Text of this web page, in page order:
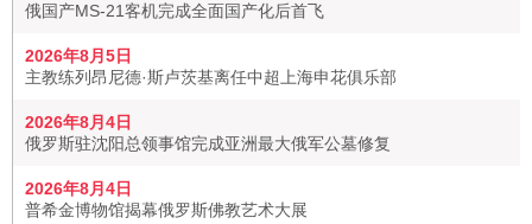
俄国产MS-21客机完成全面国产化后首飞
2026年8月5日
主教练列昂尼德·斯卢茨基离任中超上海申花俱乐部
2026年8月4日
俄罗斯驻沈阳总领事馆完成亚洲最大俄军公墓修复
2026年8月4日
普希金博物馆揭幕俄罗斯佛教艺术大展